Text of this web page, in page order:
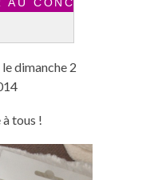
dimanche 2
à tous !